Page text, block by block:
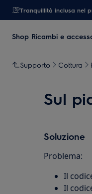
Tranquillità inclusa nel
Shop Ricambi e
Supporto Cottura
Sul
Soluzione
Problema:
Il
Il